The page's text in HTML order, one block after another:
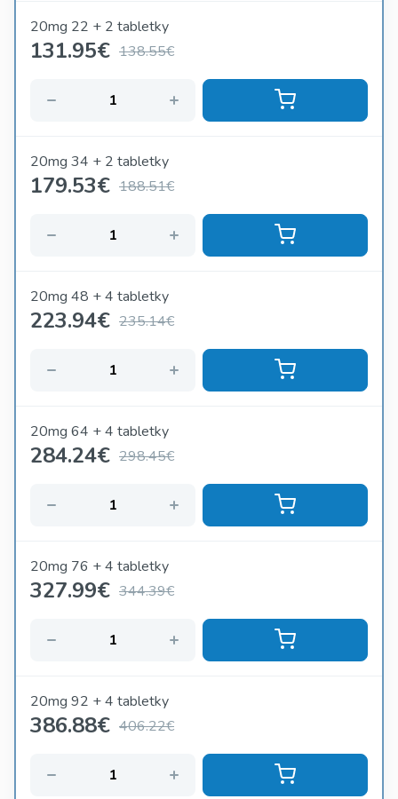
20mg 22 + 2 tabletky
131.95€ 138.55€
20mg 34 + 2 tabletky
179.53€ 188.51€
20mg 48 + 4 tabletky
223.94€ 235.14€
20mg 64 + 4 tabletky
284.24€ 298.45€
20mg 76 + 4 tabletky
327.99€ 344.39€
20mg 92 + 4 tabletky
386.88€ 406.22€